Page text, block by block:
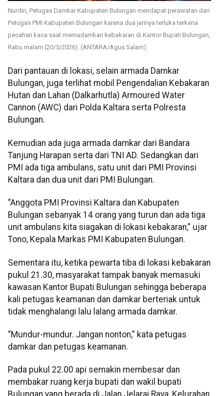
Nurdin, Petugas Damkar Kabupaten Bulungan mendapat perawatan dari
Petugas PMI Kabupaten Bulungan karena dua jarinya terluka terkena
pecahan kaca saat memadamkan kebakaran di Kantor Bupati Bulungan,
Rabu malam (20/5/2026). (ANTARA/Agus Salam)
Dari pantauan di lokasi, selain armada Damkar
Bulungan, juga terlihat mobil Pengendalian Kebakaran
Hutan dan Lahan (Dalkarhutla) Armoured Water
Cannon (AWC) dari Polda Kaltara serta Polresta
Bulungan.
Kemudian ada juga armada damkar dari Bandara
Tanjung Harapan serta dari TNI AD. Sedangkan dari
PMI ada tiga ambulans, satu unit dari PMI Provinsi
Kaltara dan dua unit dari PMI Bulungan.
“Anggota PMI Provinsi Kaltara dan Kabupaten
Bulungan sebanyak 14 orang yang turun dan ada tiga
unit ambulans kita siagakan di lokasi kebakaran,” ujar
Tono, Kepala Markas PMI Kabupaten Bulungan.
Sementara itu, ketika pewarta tiba di lokasi kebakaran
pukul 21.30, masyarakat tampak banyak memasuki
kawasan Kantor Bupati Bulungan sehingga beberapa
kali petugas keamanan dan damkar berteriak untuk
tidak menghalangi lalu lalang armada damkar.
“Mundur-mundur. Jangan nonton,” kata petugas
damkar dan petugas keamanan.
Pada pukul 22.00 api semakin membesar dan
membakar ruang kerja bupati dan wakil bupati